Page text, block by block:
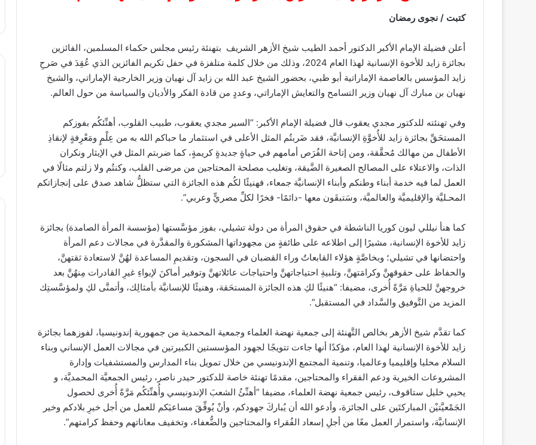
كتبت / نجوى رمضان
أعلن فضيلة الإمام الأكبر الدكتور أحمد الطيب شيخ الأزهر الشريف بتهنئة رئيس مجلس حكماء المسلمين، الفائزين
بجائزة زايد للأخوة الإنسانية لهذا العام 2024، وذلك من خلال كلمة متلفزة في حفل تكريم الفائزين الذي عُقِدَ في صَرحِ
زايد المؤسس بالعاصمة الإماراتية أبو ظبي، بحضور الشيخ عبد الله بن زايد آل نهيان وزير الخارجية الإماراتي، والشيخ
نهيان بن مبارك آل نهيان وزير التسامح والتعايش الإماراتي، وعددٍ من قادة الفكر والأديان والسياسة من حول العالم.
وفي تهنئته للدكتور مجدي يعقوب قال فضيلة الإمام الأكبر: “السير مجدي يعقوب، طبيب القلوب، أهنِّئكُم بفوزكم
المستحَقِّ بجائزة زايد للأُخوَّةِ الإنسانيَّة، فقد ضَربتُم المثل الأعلى في استثمار ما حباكم الله به من عِلْمٍ ومَعْرِفةٍ لإنقاذِ
الأطفال من مهالك مُحقَّقة، ومن إتاحة الفُرَص أمامهم في حياةٍ جديدةٍ كريمةٍ، كما ضربتم المثل في الإيثار ونكران
الذات، والاعتلاء على المصالح الصغيرة الضَّيقة، وتغليب مصلحة المحتاجين من مرضى القلب، وكنتُم ولا زلتم مثالًا في
العمل لما فيه خدمة أبناء وطنكم وأبناء الإنسانيَّة جمعاء، فهنيئًا لكُم هذه الجائزة التي ستظلُّ شاهد صدق على إنجازاتكم
المحـليَّة والإقليميَّة والعالميَّة، وسَتبقَون معها -دائمًا- فخرًا لكلِّ مصريٍّ وعربي”.
كما هنأ نيللي ليون كوريا الناشطة في حقوق المرأة من دولة تشيلي، بفوز مؤسَّستها (مؤسسة المرأة الصامدة) بجائزة
زايد للأخوة الإنسانية، مشيرًا إلى اطلاعه على طائفةٍ من مجهوداتها المشكورة والمقدَّرة في مجالات دعم المرأة
واحتضانها في تشيلي؛ وبخاصَّةٍ هؤلاء القابعاتُ وراء القضبان في السجون، وتقديمِ المساعدة لهُنَّ لاستعادة ثقتهنَّ،
والحفاظ على حقوقهنَّ وكرامَتهنَّ، وتلبيةِ احتياجاتهنَّ واحتياجات عائلاتهنَّ وتوفير أماكنَ لإيواءِ غيرِ القادرات مِنهُنَّ بعد
خروجهنَّ للحياةِ مَرَّةً أُخرى، مضيفا: “هنيئًا لكِ هذه الجائزة المستحَقة، وهنيئًا للإنسانيَّة بأمثالِك، وأتمنَّى لكِ ولمؤسَّستِك
المزيد من التَّوفيق والسَّداد في المستقبل”.
كما تقدَّم شيخ الأزهر بخالص التَّهنئة إلى جمعية نهضة العلماء وجمعية المحمدية من جمهورية إندونيسيا، لفوزهما بجائزة
زايد للأخوة الإنسانية لهذا العام، مؤكدًا أنها جاءت تتويجًا لجهود المؤسستين الكبيرتين في مجالات العمل الإنساني وبناء
السلام محليا وإقليميا وعالميا، وتنمية المجتمع الإندونيسي من خلال تمويل بناء المدارس والمستشفيات وإدارة
المشروعات الخيرية ودعم الفقراء والمحتاجين، مقدمًا تهنئة خاصة للدكتور حيدر ناصر، رئيس الجمعيَّة المحمديَّة، و
يحيي خليل ستاقوف، رئيس جمعية نهضة العلماء، مضيفا “أهنِّئُ الشعبَ الإندونيسي وأُهنِّئكُم مَرَّةً أُخرى لحصول
الجَمْعيَّتيْن المباركتَين على الجائزة، وأدعو الله أن يُباركَ جهودكم، وأنْ يُوفِّقَ مساعيَكم للعمل من أجل خيرِ بلادكم وخير
الإنسانيَّة، واستمرار العمل معًا من أجلِ إسعاد الفُقراء والمحتاجين والضُّعفاء، وتخفيف معاناتهم وحفظ كرامتهم”.